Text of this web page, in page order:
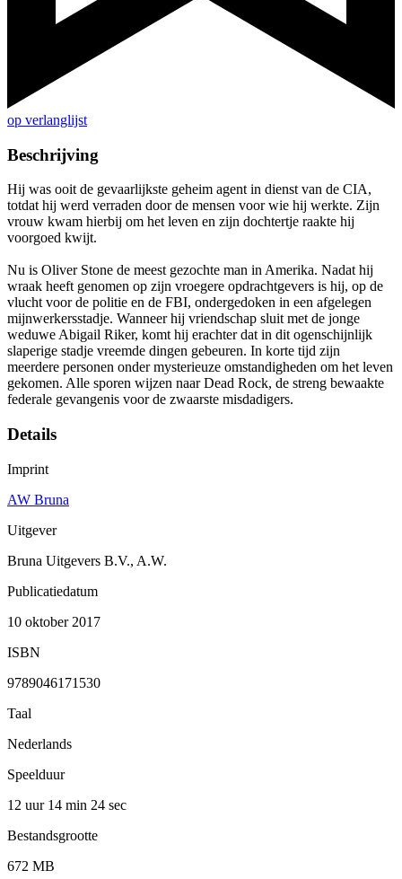
op verlanglijst
Beschrijving
Hij was ooit de gevaarlijkste geheim agent in dienst van de CIA,
totdat hij werd verraden door de mensen voor wie hij werkte. Zijn
vrouw kwam hierbij om het leven en zijn dochtertje raakte hij
voorgoed kwijt.
Nu is Oliver Stone de meest gezochte man in Amerika. Nadat hij
wraak heeft genomen op zijn vroegere opdrachtgevers is hij, op de
vlucht voor de politie en de FBI, ondergedoken in een afgelegen
mijnwerkersstadje. Wanneer hij vriendschap sluit met de jonge
weduwe Abigail Riker, komt hij erachter dat in dit ogenschijnlijk
slaperige stadje vreemde dingen gebeuren. In korte tijd zijn
meerdere personen onder mysterieuze omstandigheden om het leven
gekomen. Alle sporen wijzen naar Dead Rock, de streng bewaakte
federale gevangenis voor de zwaarste misdadigers.
Details
Imprint
AW Bruna
Uitgever
Bruna Uitgevers B.V., A.W.
Publicatiedatum
10 oktober 2017
ISBN
9789046171530
Taal
Nederlands
Speelduur
12 uur 14 min 24 sec
Bestandsgrootte
672 MB